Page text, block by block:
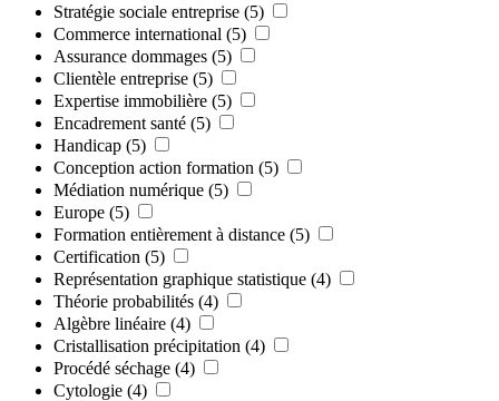
Stratégie sociale entreprise (5)
Commerce international (5)
Assurance dommages (5)
Clientèle entreprise (5)
Expertise immobilière (5)
Encadrement santé (5)
Handicap (5)
Conception action formation (5)
Médiation numérique (5)
Europe (5)
Formation entièrement à distance (5)
Certification (5)
Représentation graphique statistique (4)
Théorie probabilités (4)
Algèbre linéaire (4)
Cristallisation précipitation (4)
Procédé séchage (4)
Cytologie (4)